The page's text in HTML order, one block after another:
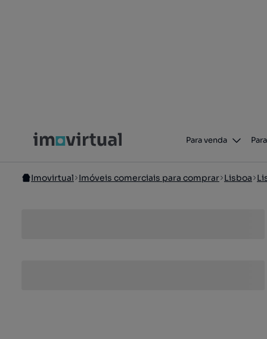
Para venda
Imovirtual Imóveis comerciais para comprar Lisboa